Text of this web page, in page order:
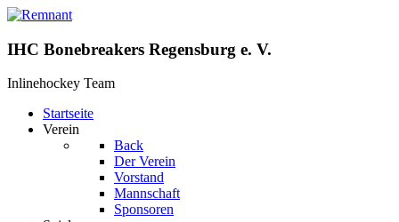
IHC Bonebreakers Regensburg e. V.
Inlinehockey Team
Startseite
Verein
Back
Der Verein
Vorstand
Mannschaft
Sponsoren